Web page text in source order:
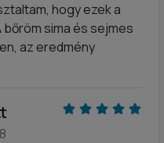
hogy ezek a
sima és sejmes
az eredmény